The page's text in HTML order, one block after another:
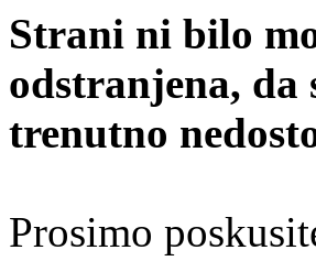
Strani ni bilo
odstranjena, da
trenutno
Prosimo